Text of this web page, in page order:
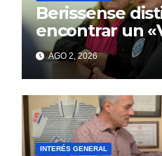
Berissense
encontrar un
MAR»
AGO 2, 2026
INTERÉS GENERAL